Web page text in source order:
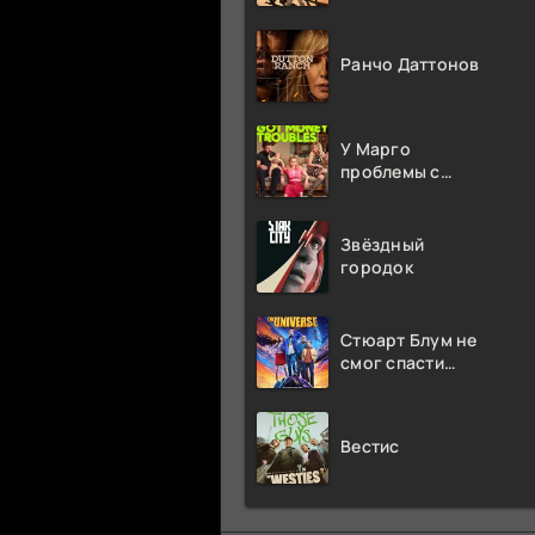
Ранчо Даттонов
У Марго
проблемы с
Звёздный
городок
Стюарт Блум не
смог спасти
Вестис